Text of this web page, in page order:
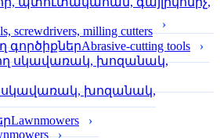
screwdrivers, milling cutters
Abrasive-cutting tools
սկավառակ, խոզանակ,
Lawnmowers